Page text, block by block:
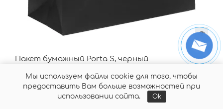
Пакет бумажный Porta S, черный
Арт. Мин.заказ:
Мы используем файлы cookie для того, чтобы
предоставить Вам больше возможностей при
использовании сайта.
Ok